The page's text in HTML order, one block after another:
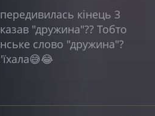
кінець 3
"дружина"?? Тобто
слово "дружина"?